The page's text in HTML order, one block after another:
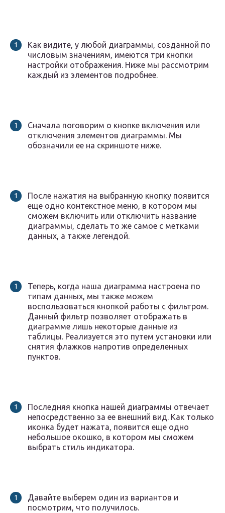
Как видите, у любой диаграммы, созданной по
числовым значениям, имеются три кнопки
настройки отображения. Ниже мы рассмотрим
каждый из элементов подробнее.
Сначала поговорим о кнопке включения или
отключения элементов диаграммы. Мы
обозначили ее на скриншоте ниже.
После нажатия на выбранную кнопку появится
еще одно контекстное меню, в котором мы
сможем включить или отключить название
диаграммы, сделать то же самое с метками
данных, а также легендой.
Теперь, когда наша диаграмма настроена по
типам данных, мы также можем
воспользоваться кнопкой работы с фильтром.
Данный фильтр позволяет отображать в
диаграмме лишь некоторые данные из
таблицы. Реализуется это путем установки или
снятия флажков напротив определенных
пунктов.
Последняя кнопка нашей диаграммы отвечает
непосредственно за ее внешний вид. Как только
иконка будет нажата, появится еще одно
небольшое окошко, в котором мы сможем
выбрать стиль индикатора.
Давайте выберем один из вариантов и
посмотрим, что получилось.